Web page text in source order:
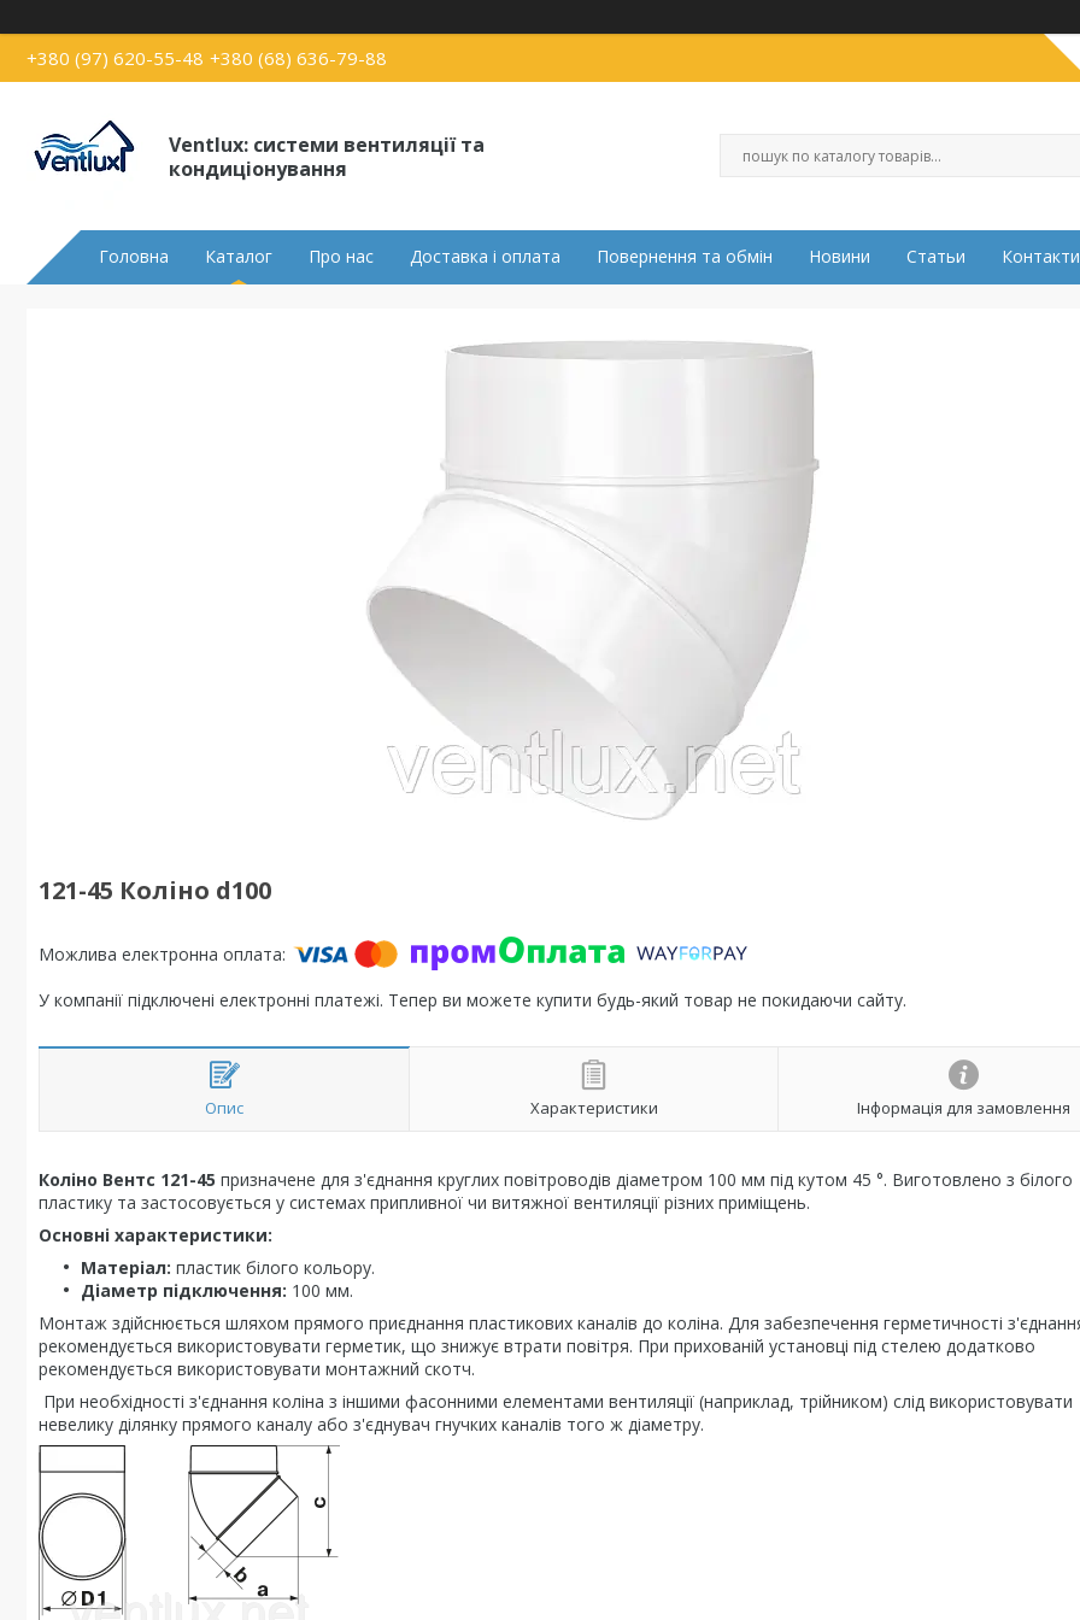
+380 (97) 620-55-48 +380 (68) 636-79-88
Ventlux: системи вентиляції та
кондиціонування
Головна Каталог Про нас Доставка і оплата Повернення та обмін Новини Статьи Контакти
121-45 Коліно d100
У компанії підключені електронні платежі. Тепер ви можете купити будь-який товар не покидаючи сайту.
Опис Характеристики Інформація для замовлення
Коліно Вентс 121-45 призначене для з'єднання круглих повітроводів діаметром 100 мм під кутом 45 °. Виготовлено з білого
пластику та застосовується у системах припливної чи витяжної вентиляції різних приміщень.
Основні характеристики:
Матеріал: пластик білого кольору.
Діаметр підключення: 100 мм.
Монтаж здійснюється шляхом прямого приєднання пластикових каналів до коліна. Для забезпечення герметичності
рекомендується використовувати герметик, що знижує втрати повітря. При прихованій установці під стелею додатково
рекомендується використовувати монтажний скотч.
При необхідності з'єднання коліна з іншими фасонними елементами вентиляції (наприклад, трійником) слід використовувати
невелику ділянку прямого каналу або з'єднувач гнучких каналів того ж діаметру.